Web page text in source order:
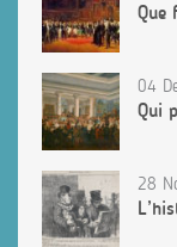
Que
04
Qui
28